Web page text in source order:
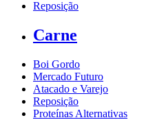
Reposição
Carne
Boi Gordo
Mercado Futuro
Atacado e Varejo
Reposição
Proteínas Alternativas